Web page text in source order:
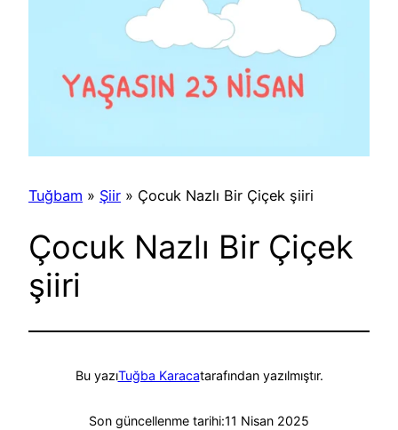
Tuğbam » Şiir » Çocuk Nazlı Bir Çiçek şiiri
Çocuk Nazlı Bir Çiçek
şiiri
Bu yazıTuğba Karacatarafından yazılmıştır.
Son güncellenme tarihi:11 Nisan 2025